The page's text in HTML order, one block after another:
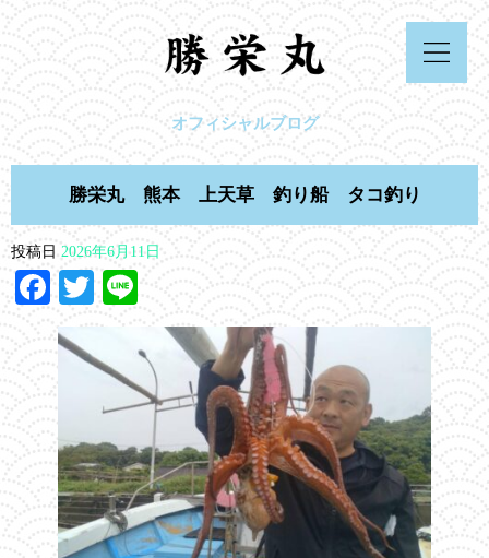
オフィシャルブログ
勝栄丸 熊本 上天草 釣り船 タコ釣り
投稿日 2026年6月11日
Facebook
TwitterLine